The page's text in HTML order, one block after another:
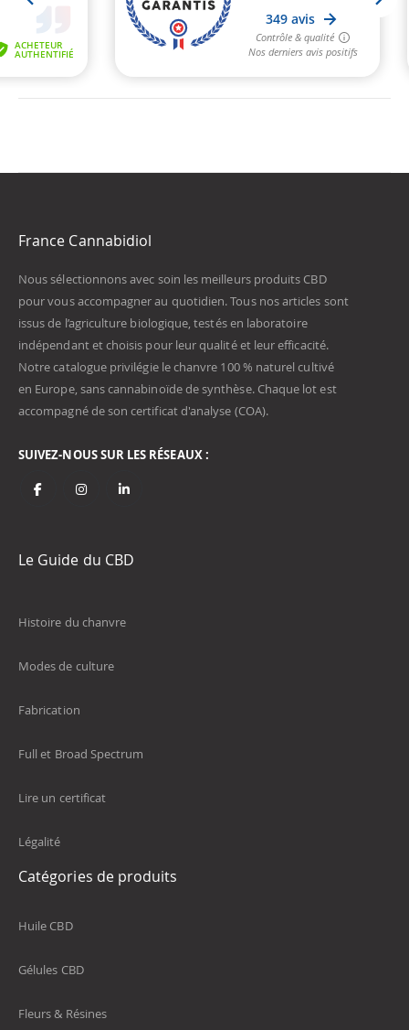
France Cannabidiol
Nous sélectionnons avec soin les meilleurs produits CBD
pour vous accompagner au quotidien. Tous nos articles sont
issus de l’agriculture biologique, testés en laboratoire
indépendant et choisis pour leur qualité et leur efficacité.
Notre catalogue privilégie le chanvre 100 % naturel cultivé
en Europe, sans cannabinoïde de synthèse. Chaque lot est
accompagné de son certificat d'analyse (COA).
SUIVEZ-NOUS SUR LES RÉSEAUX :
Le Guide du CBD
Histoire du chanvre
Modes de culture
Fabrication
Full et Broad Spectrum
Lire un certificat
Légalité
Catégories de produits
Huile CBD
Gélules CBD
Fleurs & Résines